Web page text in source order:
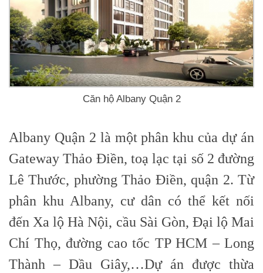
Căn hộ Albany Quận 2
Albany Quận 2 là một phân khu của dự án
Gateway Thảo Điền, toạ lạc tại số 2 đường
Lê Thước, phường Thảo Điền, quận 2. Từ
phân khu Albany, cư dân có thể kết nối
đến Xa lộ Hà Nội, cầu Sài Gòn, Đại lộ Mai
Chí Thọ, đường cao tốc TP HCM – Long
Thành – Dầu Giây,…Dự án được thừa